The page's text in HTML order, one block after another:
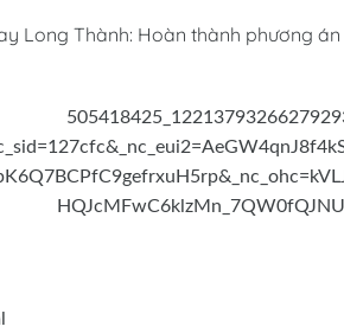
Long Thành: Hoàn thành phương